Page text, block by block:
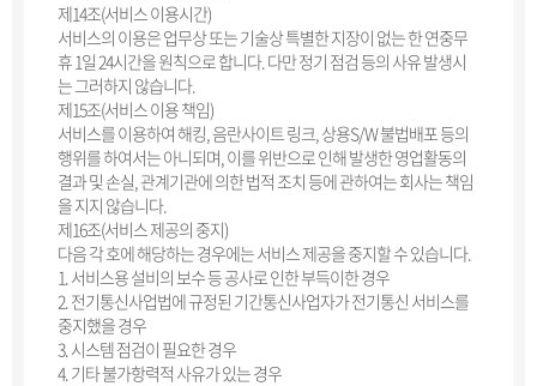
제14조(서비스 이용시간)
서비스의 이용은 업무상 또는 기술상 특별한 지장이 없는 한 연중무
휴 1일 24시간을 원칙으로 합니다. 다만 정기 점검 등의 사유 발생시
는 그러하지 않습니다.
제15조(서비스 이용 책임)
서비스를 이용하여 해킹, 음란사이트 링크, 상용S/W 불법배포 등의
행위를 하여서는 아니되며, 이를 위반으로 인해 발생한 영업활동의
결과 및 손실, 관계기관에 의한 법적 조치 등에 관하여는 회사는 책임
을 지지 않습니다.
제16조(서비스 제공의 중지)
다음 각 호에 해당하는 경우에는 서비스 제공을 중지할 수 있습니다.
1. 서비스용 설비의 보수 등 공사로 인한 부득이한 경우
2. 전기통신사업법에 규정된 기간통신사업자가 전기통신 서비스를
중지했을 경우
3. 시스템 점검이 필요한 경우
4. 기타 불가항력적 사유가 있는 경우